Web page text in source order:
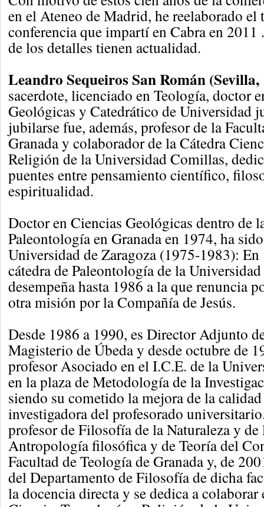
en el Ateneo de Madrid, he reelaborado el
conferencia que impartí en Cabra en 2011
de los detalles tienen actualidad.
Leandro Sequeiros San Román (Sevilla,
sacerdote, licenciado en Teología, doctor
Geológicas y Catedrático de Universidad
jubilarse fue, además, profesor de la
Granada y colaborador de la Cátedra
Religión de la Universidad Comillas,
puentes entre pensamiento científico,
espiritualidad.
Doctor en Ciencias Geológicas dentro de
Paleontología en Granada en 1974, ha
Universidad de Zaragoza (1975-1983):
cátedra de Paleontología de la
desempeña hasta 1986 a la que renuncia
otra misión por la Compañía de Jesús.
Desde 1986 a 1990, es Director Adjunto
Magisterio de Úbeda y desde octubre de
profesor Asociado en el I.C.E. de la
en la plaza de Metodología de la
siendo su cometido la mejora de la
investigadora del profesorado
profesor de Filosofía de la Naturaleza y
Antropología filosófica y de Teoría del
Facultad de Teología de Granada y, de
del Departamento de Filosofía de dicha
la docencia directa y se dedica a colaborar